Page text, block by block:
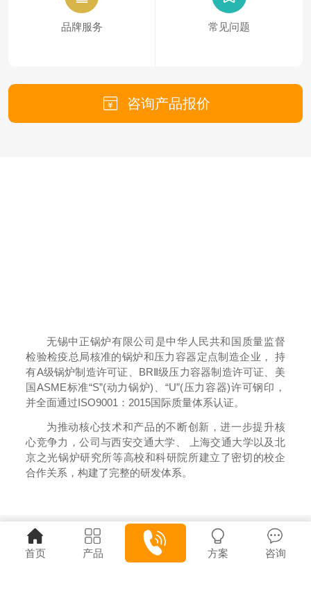
品牌服务 常见问题
咨询产品报价
无锡中正锅炉有限公司是中华人民共和国质量监督
检验检疫总局核准的锅炉和压力容器定点制造企业， 持
有A级锅炉制造许可证、BRⅡ级压力容器制造许可证、美
国ASME标准“S”(动力锅炉)、“U”(压力容器)许可钢印，
并全面通过ISO9001：2015国际质量体系认证。
为推动核心技术和产品的不断创新，进一步提升核
心竞争力，公司与西安交通大学、 上海交通大学以及北
京之光锅炉研究所等高校和科研院所建立了密切的校企
合作关系，构建了完整的研发体系。
联系我们
首页 产品 方案 咨询